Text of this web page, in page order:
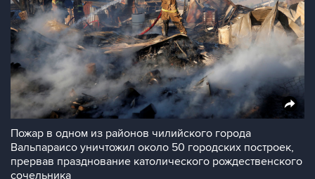
Пожар в одном из районов чилийского города
Вальпараисо уничтожил около 50 городских построек,
прервав празднование католического рождественского
сочельника